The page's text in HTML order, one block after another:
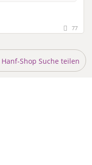
77
Hanf-Shop Suche teilen